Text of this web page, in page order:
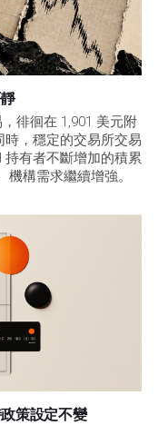
徘徊在 1,901 美元附
，穩定的交易所交易
持有者不斷增加的積累
構需求繼續增強。
策設定不變